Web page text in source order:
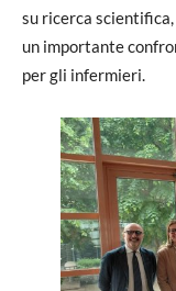
su ricerca
un importante
per gli infermieri.